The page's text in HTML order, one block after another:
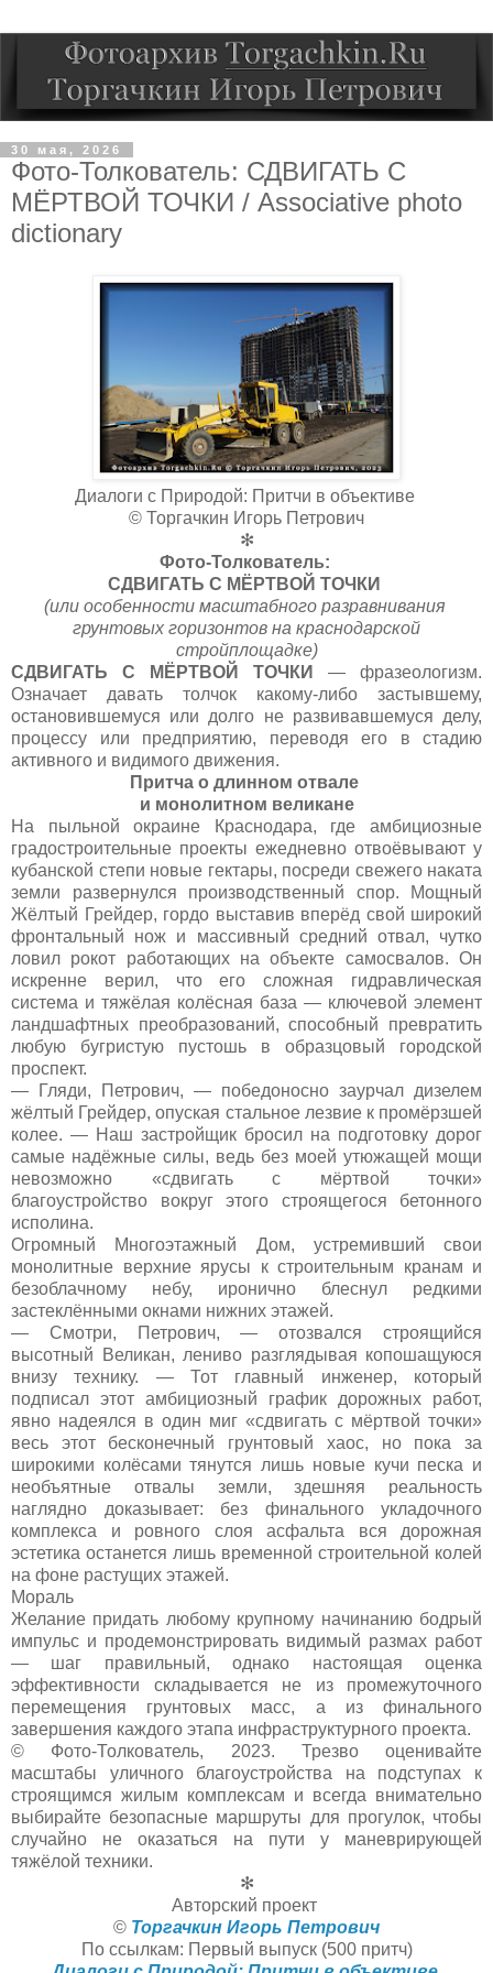
30 мая, 2026
Фото-Толкователь: СДВИГАТЬ С
МЁРТВОЙ ТОЧКИ / Associative photo
dictionary
Диалоги с Природой: Притчи в объективе
© Торгачкин Игорь Петрович
✻
Фото-Толкователь:
СДВИГАТЬ С МЁРТВОЙ ТОЧКИ
(или особенности масштабного разравнивания
грунтовых горизонтов на краснодарской
стройплощадке)
СДВИГАТЬ С МЁРТВОЙ ТОЧКИ
— фразеологизм.
Означает давать толчок какому-либо застывшему,
остановившемуся или долго не развивавшемуся делу,
процессу или предприятию, переводя его в стадию
активного и видимого движения.
Притча о длинном отвале
и монолитном великане
На пыльной окраине Краснодара, где амбициозные
градостроительные проекты ежедневно отвоёвывают у
кубанской степи новые гектары, посреди свежего наката
земли развернулся производственный спор. Мощный
Жёлтый Грейдер, гордо выставив вперёд свой широкий
фронтальный нож и массивный средний отвал, чутко
ловил рокот работающих на объекте самосвалов. Он
искренне верил, что его сложная гидравлическая
система и тяжёлая колёсная база — ключевой элемент
ландшафтных преобразований, способный превратить
любую бугристую пустошь в образцовый городской
проспект.
— Гляди, Петрович, — победоносно заурчал дизелем
жёлтый Грейдер, опуская стальное лезвие к промёрзшей
колее. — Наш застройщик бросил на подготовку дорог
самые надёжные силы, ведь без моей утюжащей мощи
невозможно «сдвигать с мёртвой точки»
благоустройство вокруг этого строящегося бетонного
исполина.
Огромный Многоэтажный Дом, устремивший свои
монолитные верхние ярусы к строительным кранам и
безоблачному небу, иронично блеснул редкими
застеклёнными окнами нижних этажей.
— Смотри, Петрович, — отозвался строящийся
высотный Великан, лениво разглядывая копошащуюся
внизу технику. — Тот главный инженер, который
подписал этот амбициозный график дорожных работ,
явно надеялся в один миг «сдвигать с мёртвой точки»
весь этот бесконечный грунтовый хаос, но пока за
широкими колёсами тянутся лишь новые кучи песка и
необъятные отвалы земли, здешняя реальность
наглядно доказывает: без финального укладочного
комплекса и ровного слоя асфальта вся дорожная
эстетика останется лишь временной строительной колей
на фоне растущих этажей.
Мораль
Желание придать любому крупному начинанию бодрый
импульс и продемонстрировать видимый размах работ
— шаг правильный, однако настоящая оценка
эффективности складывается не из промежуточного
перемещения грунтовых масс, а из финального
завершения каждого этапа инфраструктурного проекта.
© Фото-Толкователь, 2023. Трезво оценивайте
масштабы уличного благоустройства на подступах к
строящимся жилым комплексам и всегда внимательно
выбирайте безопасные маршруты для прогулок, чтобы
случайно не оказаться на пути у маневрирующей
тяжёлой техники.
✻
Авторский проект
© Торгачкин Игорь Петрович
По ссылкам: Первый выпуск (500 притч)